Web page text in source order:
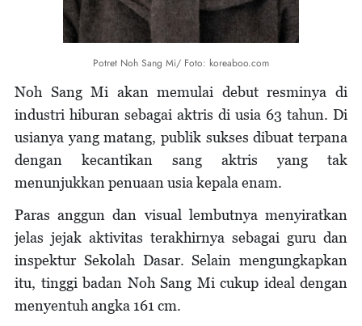
Potret Noh Sang Mi/ Foto: koreaboo.com
Noh Sang Mi akan memulai debut resminya di
industri hiburan sebagai aktris di usia 63 tahun. Di
usianya yang matang, publik sukses dibuat terpana
dengan kecantikan sang aktris yang tak
menunjukkan penuaan usia kepala enam.
Paras anggun dan visual lembutnya menyiratkan
jelas jejak aktivitas terakhirnya sebagai guru dan
inspektur Sekolah Dasar. Selain mengungkapkan
itu, tinggi badan Noh Sang Mi cukup ideal dengan
menyentuh angka 161 cm.